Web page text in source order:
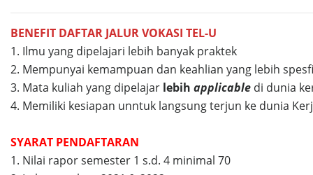
BENEFIT DAFTAR JALUR VOKASI TEL-U
1. Ilmu yang dipelajari lebih banyak praktek
2. Mempunyai kemampuan dan keahlian yang lebih
3. Mata kuliah yang dipelajar lebih applicable di dunia
4. Memiliki kesiapan unntuk langsung terjun ke dunia
SYARAT PENDAFTARAN
1. Nilai rapor semester 1 s.d. 4 minimal 70